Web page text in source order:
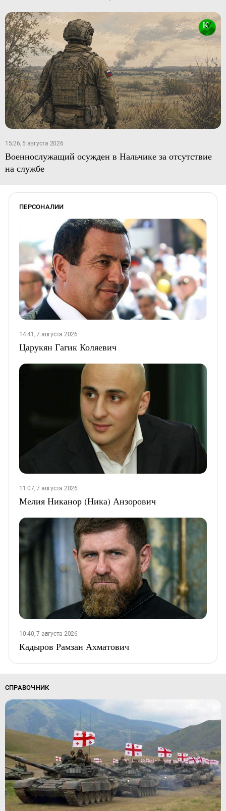
15:26, 5 августа 2026
Военнослужащий осужден в Нальчике за отсутствие
на службе
ПЕРСОНАЛИИ
14:41, 7 августа 2026
Царукян Гагик Коляевич
11:07, 7 августа 2026
Мелия Никанор (Ника) Анзорович
10:40, 7 августа 2026
Кадыров Рамзан Ахматович
СПРАВОЧНИК